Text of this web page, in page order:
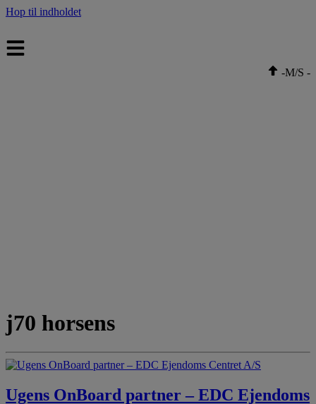
Hop til indholdet
-M/S -
j70 horsens
Ugens OnBoard partner – EDC Ejendoms